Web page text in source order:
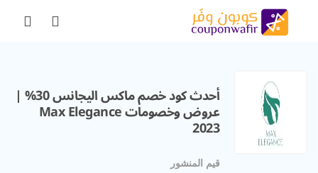
أحدث كود خصم ماكس اليجانس 30% |
عروض وخصومات Max Elegance
2023
قيم المنشور